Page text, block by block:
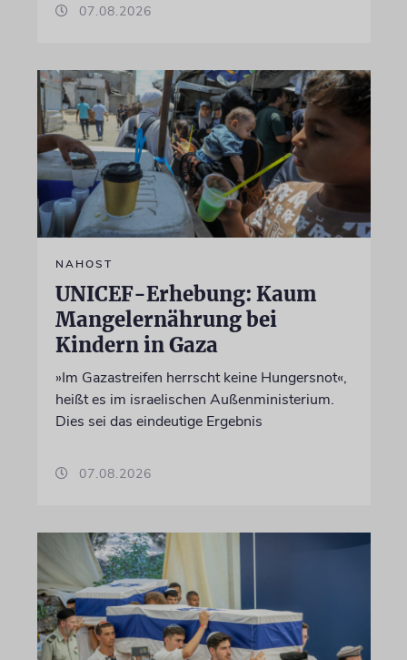
07.08.2026
NAHOST
UNICEF-Erhebung: Kaum
Mangelernährung bei
Kindern in Gaza
»Im Gazastreifen herrscht keine Hungersnot«,
heißt es im israelischen Außenministerium.
Dies sei das eindeutige Ergebnis
07.08.2026